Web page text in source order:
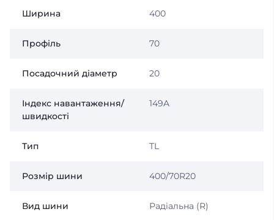
Ширина 400
Профіль 70
Посадочний діаметр 20
Індекс навантаження/
швидкості
149A
Тип TL
Розмір шини 400/70R20
Вид шини Радіальна (R)